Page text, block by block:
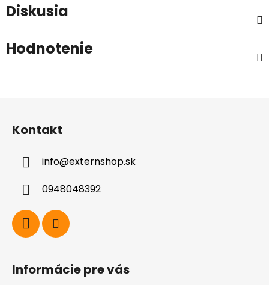
Diskusia
Hodnotenie
Kontakt
info@externshop.sk
0948048392
Informácie pre vás